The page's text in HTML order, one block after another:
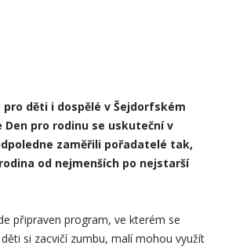
pro děti i dospělé v Šejdorfském
Den pro rodinu se uskuteční v
zaměřili pořadatelé tak,
od nejmenších po nejstarší
připraven program, ve kterém se
si zacvičí zumbu, malí mohou využít